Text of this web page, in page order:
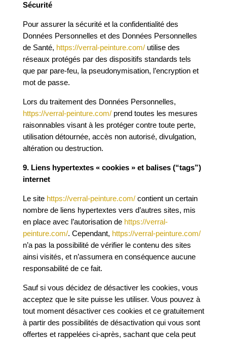
Sécurité
Pour assurer la sécurité et la confidentialité des
Données Personnelles et des Données Personnelles
de Santé, https://verral-peinture.com/ utilise des
réseaux protégés par des dispositifs standards tels
que par pare-feu, la pseudonymisation, l’encryption et
mot de passe.
Lors du traitement des Données Personnelles,
https://verral-peinture.com/prend toutes les mesures
raisonnables visant à les protéger contre toute perte,
utilisation détournée, accès non autorisé, divulgation,
altération ou destruction.
9. Liens hypertextes « cookies » et balises (“tags”)
internet
Le site https://verral-peinture.com/ contient un certain
nombre de liens hypertextes vers d’autres sites, mis
en place avec l’autorisation de https://verral-
peinture.com/. Cependant, https://verral-peinture.com/
n’a pas la possibilité de vérifier le contenu des sites
ainsi visités, et n’assumera en conséquence aucune
responsabilité de ce fait.
Sauf si vous décidez de désactiver les cookies, vous
acceptez que le site puisse les utiliser. Vous pouvez à
tout moment désactiver ces cookies et ce gratuitement
à partir des possibilités de désactivation qui vous sont
offertes et rappelées ci-après, sachant que cela peut